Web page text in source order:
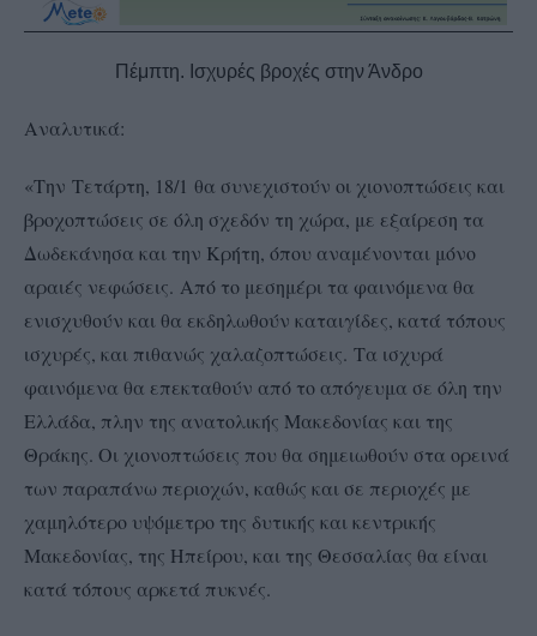
Πέμπτη. Ισχυρές βροχές στην Άνδρο
Αναλυτικά:
«Την Τετάρτη, 18/1 θα συνεχιστούν οι χιονοπτώσεις και
βροχοπτώσεις σε όλη σχεδόν τη χώρα, με εξαίρεση τα
Δωδεκάνησα και την Κρήτη, όπου αναμένονται μόνο
αραιές νεφώσεις. Από το μεσημέρι τα φαινόμενα θα
ενισχυθούν και θα εκδηλωθούν καταιγίδες, κατά τόπους
ισχυρές, και πιθανώς χαλαζοπτώσεις. Τα ισχυρά
φαινόμενα θα επεκταθούν από το απόγευμα σε όλη την
Ελλάδα, πλην της ανατολικής Μακεδονίας και της
Θράκης. Οι χιονοπτώσεις που θα σημειωθούν στα ορεινά
των παραπάνω περιοχών, καθώς και σε περιοχές με
χαμηλότερο υψόμετρο της δυτικής και κεντρικής
Μακεδονίας, της Ηπείρου, και της Θεσσαλίας θα είναι
κατά τόπους αρκετά πυκνές.